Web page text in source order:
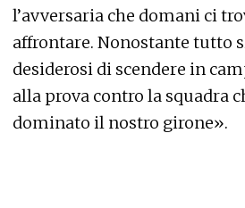
l’avversaria che domani ci
affrontare. Nonostante tutto
desiderosi di scendere in
alla prova contro la squadra
dominato il nostro girone».